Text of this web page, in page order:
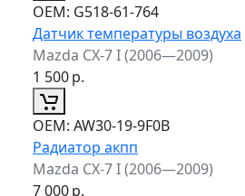
ОЕМ: G518-61-764
Датчик температуры воздуха
Mazda CX-7 I (2006—2009)
1 500р.
ОЕМ: AW30-19-9F0B
Радиатор акпп
Mazda CX-7 I (2006—2009)
7 000р.